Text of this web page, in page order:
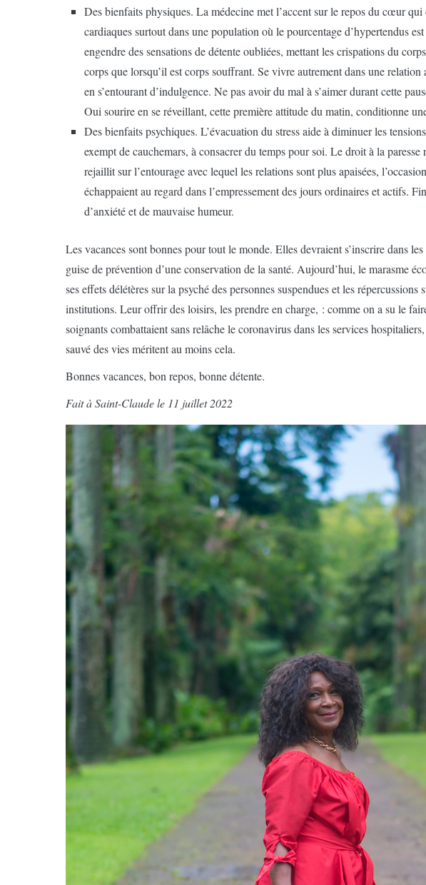
Des bienfaits physiques. La médecine met l’accent sur le repos du cœur
cardiaques surtout dans une population où le pourcentage d’hypertendus
engendre des sensations de détente oubliées, mettant les crispations du
corps que lorsqu’il est corps souffrant. Se vivre autrement dans une
en s’entourant d’indulgence. Ne pas avoir du mal à s’aimer durant cette
Oui sourire en se réveillant, cette première attitude du matin, conditionne
Des bienfaits psychiques. L’évacuation du stress aide à diminuer les
exempt de cauchemars, à consacrer du temps pour soi. Le droit à la
rejaillit sur l’entourage avec lequel les relations sont plus apaisées,
échappaient au regard dans l’empressement des jours ordinaires et actifs.
d’anxiété et de mauvaise humeur.
Les vacances sont bonnes pour tout le monde. Elles devraient s’inscrire dans
guise de prévention d’une conservation de la santé. Aujourd’hui, le marasme
ses effets délétères sur la psyché des personnes suspendues et les
institutions. Leur offrir des loisirs, les prendre en charge, : comme on a su le
soignants combattaient sans relâche le coronavirus dans les services
sauvé des vies méritent au moins cela.
Bonnes vacances, bon repos, bonne détente.
Fait à Saint-Claude le 11 juillet 2022